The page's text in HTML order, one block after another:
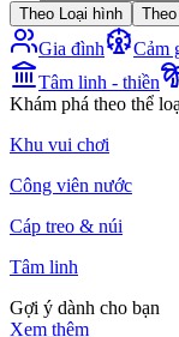
Theo Loại hình
Gia đình Cảm
Tâm linh - thiền
Khám phá theo thể
Khu vui chơi
Công viên nước
Cáp treo & núi
Tâm linh
Gợi ý dành cho bạn
Xem thêm